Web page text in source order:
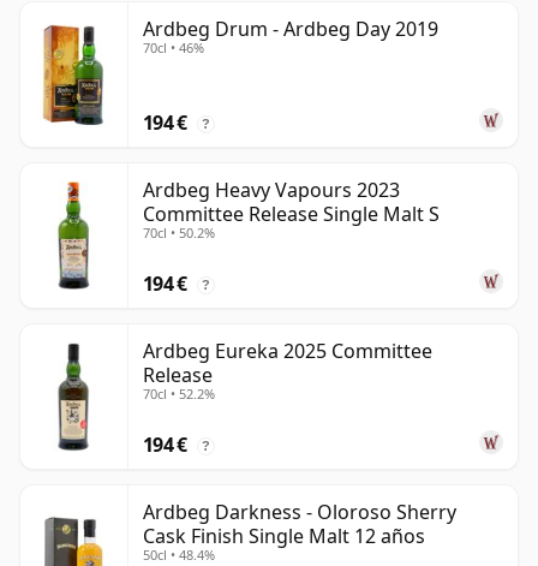
Ardbeg Drum - Ardbeg Day 2019
70cl • 46%
194 € ?
Ardbeg Heavy Vapours 2023
Committee Release Single Malt S
70cl • 50.2%
194 € ?
Ardbeg Eureka 2025 Committee
Release
70cl • 52.2%
194 € ?
Ardbeg Darkness - Oloroso Sherry
Cask Finish Single Malt 12 años
50cl • 48.4%